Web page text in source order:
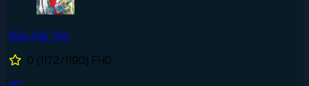
Đảo Hải Tặc
0 (1172/1190) FHD